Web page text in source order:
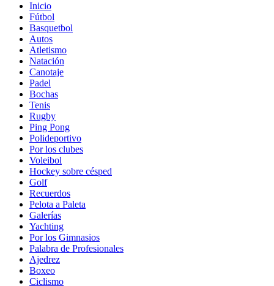
Inicio
Fútbol
Basquetbol
Autos
Atletismo
Natación
Canotaje
Padel
Bochas
Tenis
Rugby
Ping Pong
Polideportivo
Por los clubes
Voleibol
Hockey sobre césped
Golf
Recuerdos
Pelota a Paleta
Galerías
Yachting
Por los Gimnasios
Palabra de Profesionales
Ajedrez
Boxeo
Ciclismo